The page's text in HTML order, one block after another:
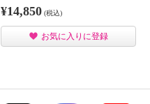
¥14,850 (税込)
お気に入りに登録